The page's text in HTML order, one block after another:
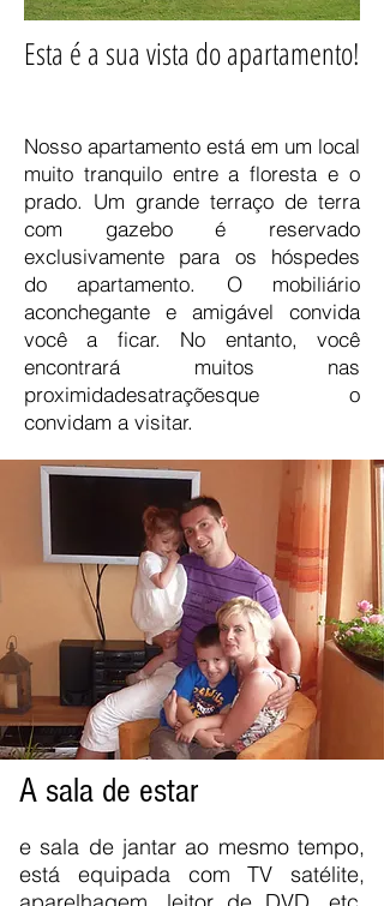
Esta é a sua vista do apartamento!
Nosso apartamento está em um local
muito tranquilo entre a floresta e o
prado. Um grande terraço de terra
com gazebo é reservado
exclusivamente para os hóspedes
do apartamento. O mobiliário
aconchegante e amigável convida
você a ficar. No entanto, você
encontrará muitos nas
proximidadesatraçõesque o
convidam a visitar.
A sala de estar
e sala de jantar ao mesmo tempo,
está equipada com TV satélite,